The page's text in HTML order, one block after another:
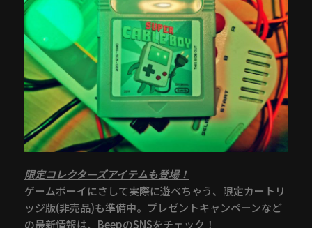
限定コレクターズアイテムも登場！
ゲームボーイにさして実際に遊べちゃう、限定カートリ
ッジ版(非売品)も準備中。プレゼントキャンペーンなど
の最新情報は、BeepのSNSをチェック！